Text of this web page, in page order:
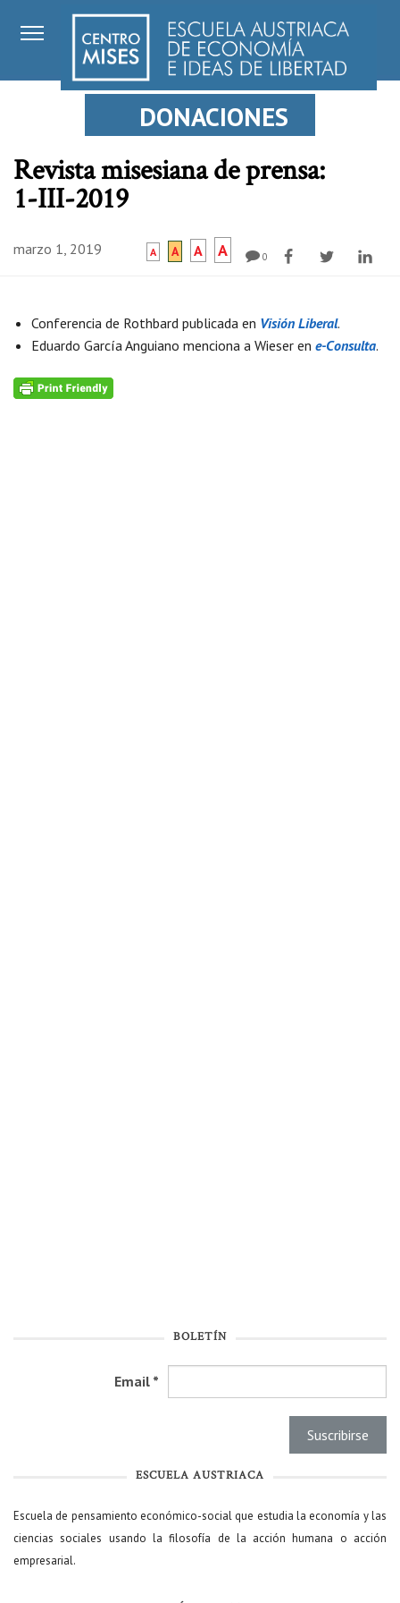
DONACIONES
Revista misesiana de prensa:
1-III-2019
marzo 1, 2019 A A A A 0
Conferencia de Rothbard publicada en Visión Liberal.
Eduardo García Anguiano menciona a Wieser en e-Consulta.
BOLETÍN
Email *
ESCUELA AUSTRIACA
Escuela de pensamiento económico-social que estudia la economía y las
ciencias sociales usando la filosofía de la acción humana o acción
empresarial.